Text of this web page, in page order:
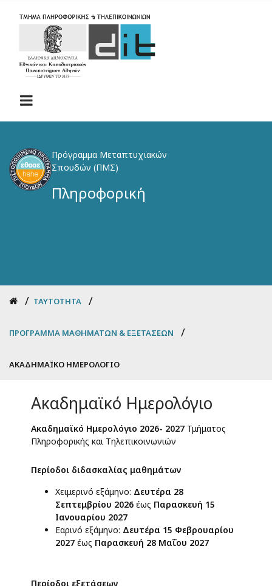
Πρόγραμμα Μεταπτυχιακών
Σπουδών (ΠΜΣ)
Πληροφορική
Breadcrumb
ΤΑΥΤΌΤΗΤΑ
ΠΡΌΓΡΑΜΜΑ ΜΑΘΗΜΆΤΩΝ & ΕΞΕΤΆΣΕΩΝ
ΑΚΑΔΗΜΑΪΚΌ ΗΜΕΡΟΛΌΓΙΟ
Ακαδημαϊκό Ημερολόγιο
Ακαδημαϊκό Ημερολόγιο 2026- 2027Τμήματος
Πληροφορικής και Τηλεπικοινωνιών
Περίοδοι διδασκαλίας μαθημάτων
Χειμερινό εξάμηνο: Δευτέρα 28
Σεπτεμβρίου 2026 έως Παρασκευή 15
Ιανουαρίου 2027
Εαρινό εξάμηνο: Δευτέρα 15 Φεβρουαρίου
2027 έως Παρασκευή 28 Μαΐου 2027
Περίοδοι εξετάσεων